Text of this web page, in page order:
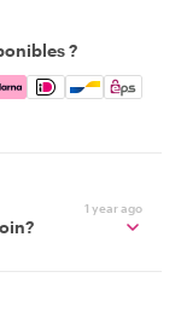
?
Pay, Google
1 year ago